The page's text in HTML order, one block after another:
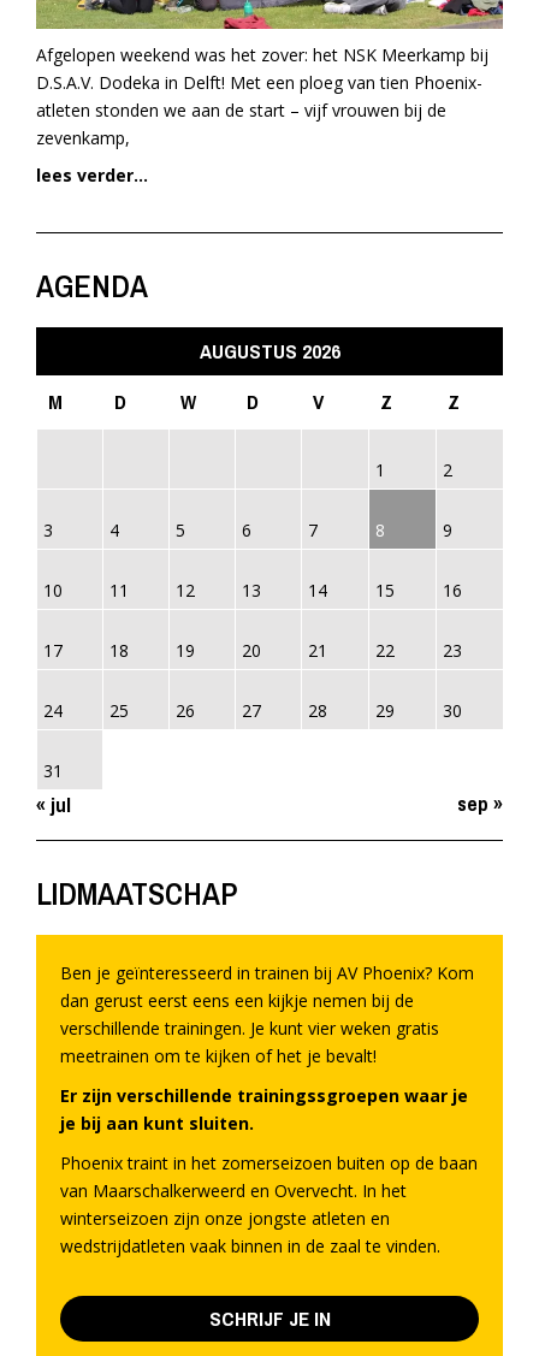
Afgelopen weekend was het zover: het NSK Meerkamp bij
D.S.A.V. Dodeka in Delft! Met een ploeg van tien Phoenix-
atleten stonden we aan de start – vijf vrouwen bij de
zevenkamp,
lees verder...
AGENDA
AUGUSTUS 2026
M
D W D V Z Z
1 2
3 4 5 6 7 8 9
10 11 12 13 14 15 16
17 18 19 20 21 22 23
24 25 26 27 28 29 30
31
« jul sep »
LIDMAATSCHAP
Ben je geïnteresseerd in trainen bij AV Phoenix? Kom
dan gerust eerst eens een kijkje nemen bij de
verschillende trainingen. Je kunt vier weken gratis
meetrainen om te kijken of het je bevalt!
Er zijn verschillende trainingssgroepen waar je
je bij aan kunt sluiten.
Phoenix traint in het zomerseizoen buiten op de baan
van Maarschalkerweerd en Overvecht. In het
winterseizoen zijn onze jongste atleten en
wedstrijdatleten vaak binnen in de zaal te vinden.
SCHRIJF JE IN